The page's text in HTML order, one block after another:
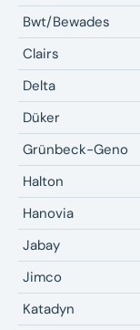
Bwt/Bewades
Clairs
Delta
Düker
Grünbeck-Geno
Halton
Hanovia
Jabay
Jimco
Katadyn